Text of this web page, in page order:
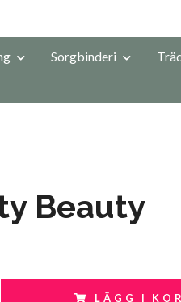
Sorgbinderi
Beauty
LÄGG I